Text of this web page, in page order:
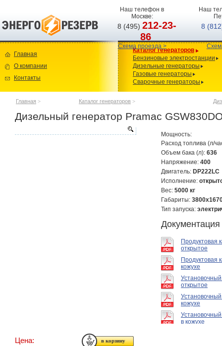
Наш телефон в
Москве:
8 (495)212-23-
86
Схема проезда >
Наш
8
Главная
О компании
Контакты
Каталог генераторов
Бензиновые электростанции
Дизельные генераторы
Газовые генераторы
Сварочные генераторы
Главная > Каталог генераторов >
Дизельный генератор Pramac
Мощность:
Расход топлива (л/
Объем бака (л): 636
Напряжение: 400
Двигатель: DP222LC
Исполнение:
Вес: 5000 кг
Габариты:
Тип запуска:
Документация
Продуктовая
открытое
Продуктовая
кожухе
открытое
кожухе
в кожухе
Цена: